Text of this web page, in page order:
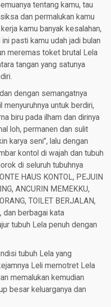
tentang kamu, tau
dan permalukan kamu
kamu banyak kesalahan,
pasti kamu udah jadi bulan
meremas toket brutal Lela
tangan yang satunya
dengan semangatnya
untuk berdiri,
biru pada ilham dan dirinya
loh, permanen dan sulit
karya seni”, lalu dengan
kontol di wajah dan tubuh
di seluruh tubuhnya
HAUS KONTOL, PEJUIN
ANCURIN MEMEKKU,
TOILET BERJALAN,
dan berbagai kata
tubuh Lela penuh dengan
tubuh Lela yang
Leli memotret Lela
memalukan kemudian
besar keluarganya dan